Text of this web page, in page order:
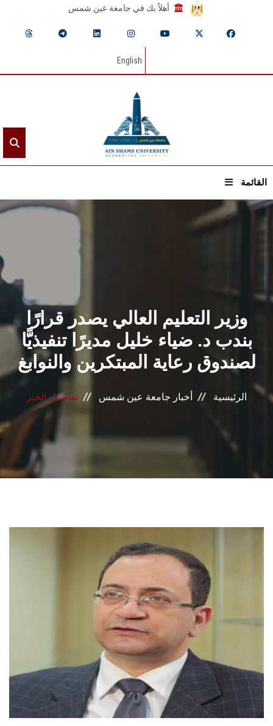
أهلاً بك في جامعة عين شمس
English
القائمة
الرئيسيـة
القطاعـات
الشئون الأكاديمية
البحث العلمي
المراكز والوحدات
الأنظمة الذكية
الموظفون
الزائـرون
وزير التعليم العالي يصدر قرارًا
بندب د. ضياء خليل مديرًا تنفيذيًّا
لصندوق رعاية المبتكرين والنوابغ
الرئيسية أخبار جامعة عين شمس تفاصيل الخبر